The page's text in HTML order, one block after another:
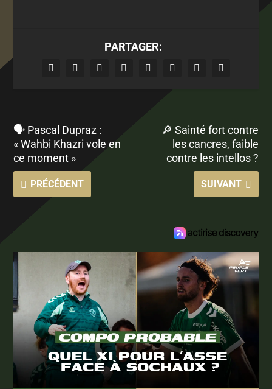
PARTAGER:
🗣 Pascal Dupraz :
« Wahbi Khazri vole en
ce moment »
PRÉCÉDENT
🔎 Sainté fort contre
les cancres, faible
contre les intellos ?
SUIVANT